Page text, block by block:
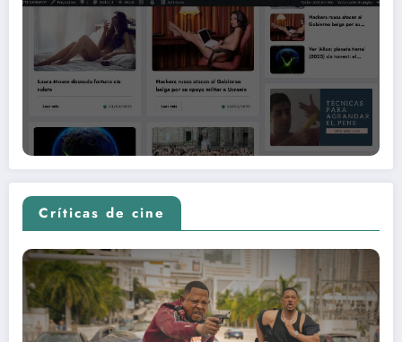
Críticas de cine